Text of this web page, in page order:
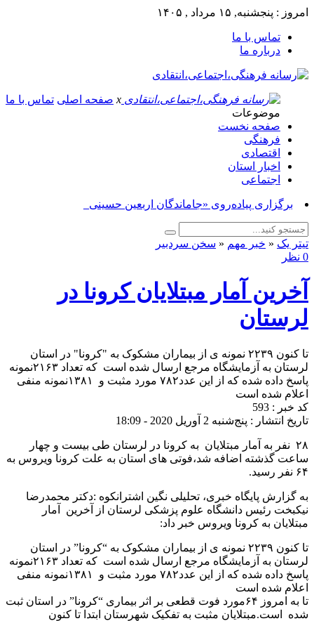
امروز : پنجشنبه, ۱۵ مرداد , ۱۴۰۵
تماس با ما
درباره ما
x صفحه اصلی تماس با ما
موضوعات
صفحه نخست
فرهنگی
اقتصادی
اخبار استان
اجتماعی
برگزاری پیاده‌روی «جاماندگان اربعین حسینی» در ش_
تیتر یک « خبر مهم « سخن سردبیر
0 نظر
آخرین آمار مبتلایان کرونا در
لرستان
تا کنون ۲۲۳۹ نمونه ی از بیماران مشکوک به "کرونا" در استان
لرستان به آزمایشگاه مرجع ارسال شده است که تعداد ۲۱۶۳نمونه
پاسخ داده شده که از این عدد۷۸۲ مورد مثبت و ۱۳۸۱نمونه منفی
اعلام شده است
کد خبر : 593
تاریخ انتشار : پنج‌شنبه 2 آوریل 2020 - 18:09
۲۸ نفر به آمار مبتلایان به کرونا در لرستان طی بیست و چهار
ساعت گذشته اضافه شد،فوتی های استان به علت کرونا ویروس به
۶۴ نفر رسید.
به گزارش پایگاه خبری، تحلیلی نگین اشترانکوه :دکتر محمدرضا
نیکبخت رئیس دانشگاه علوم پزشکی لرستان از آخرین آمار
مبتلایان به کرونا ویروس خبر داد:
تا کنون ۲۲۳۹ نمونه ی از بیماران مشکوک به “کرونا” در استان
لرستان به آزمایشگاه مرجع ارسال شده است که تعداد ۲۱۶۳نمونه
پاسخ داده شده که از این عدد۷۸۲ مورد مثبت و ۱۳۸۱نمونه منفی
اعلام شده است
تا به امروز ۶۴مورد فوت قطعی بر اثر بیماری “کرونا” در استان ثبت
شده است.مبتلایان مثبت به تفکیک شهرستان ابتدا تا کنون